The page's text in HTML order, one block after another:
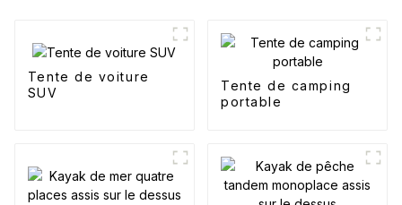
Tente de voiture
SUV
Tente de camping
portable